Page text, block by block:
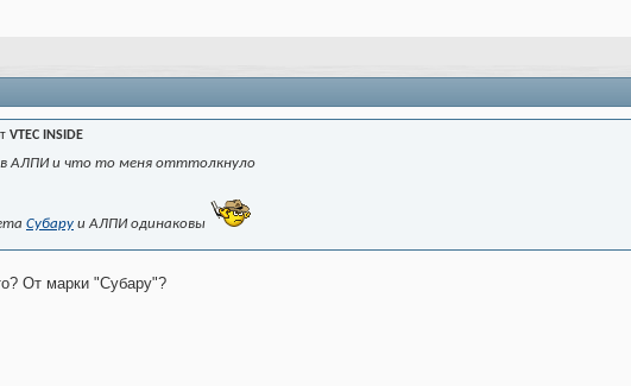
VTEC INSIDE
АЛПИ и что то меня отттолкнуло
Субару и АЛПИ одинаковы
От марки "Субару"?